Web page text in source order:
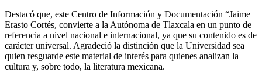
Destacó que, este Centro de Información y Documentación “Jaime
Erasto Cortés, convierte a la Autónoma de Tlaxcala en un punto de
referencia a nivel nacional e internacional, ya que su contenido es de
carácter universal. Agradeció la distinción que la Universidad sea
quien resguarde este material de interés para quienes analizan la
cultura y, sobre todo, la literatura mexicana.